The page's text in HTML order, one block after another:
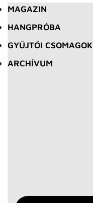
MAGAZIN
HANGPRÓBA
GYŰJTŐI CSOMAGOK
ARCHÍVUM